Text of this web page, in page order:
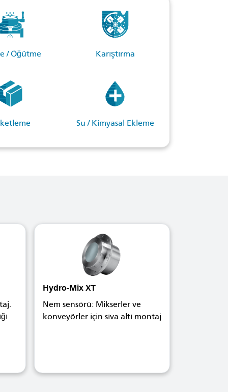
/ Öğütme Karıştırma
Su / Kimyasal Ekleme
Hydro-Mix XT
Nem sensörü: Mikserler ve
konveyörler için sıva altı montaj